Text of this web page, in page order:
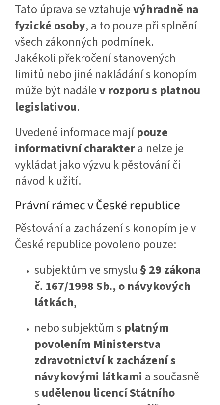
Tato úprava se vztahujevýhradně na
fyzické osoby, a to pouze při splnění
všech zákonných podmínek.
Jakékoli překročení stanovených
limitů nebo jiné nakládání s konopím
může být nadálev rozporu s platnou
legislativou.
Uvedené informace majípouze
informativní charaktera nelze je
vykládat jako výzvu k pěstování či
návod k užití.
Právní rámec v České republice
Pěstování a zacházení s konopím je v
České republice povoleno pouze:
subjektům ve smyslu § 29 zákona
č. 167/1998 Sb., o návykových
látkách,
nebo subjektům s platným
povolením Ministerstva
zdravotnictví k zacházení s
návykovými látkami a současně
s udělenou licencí Státního